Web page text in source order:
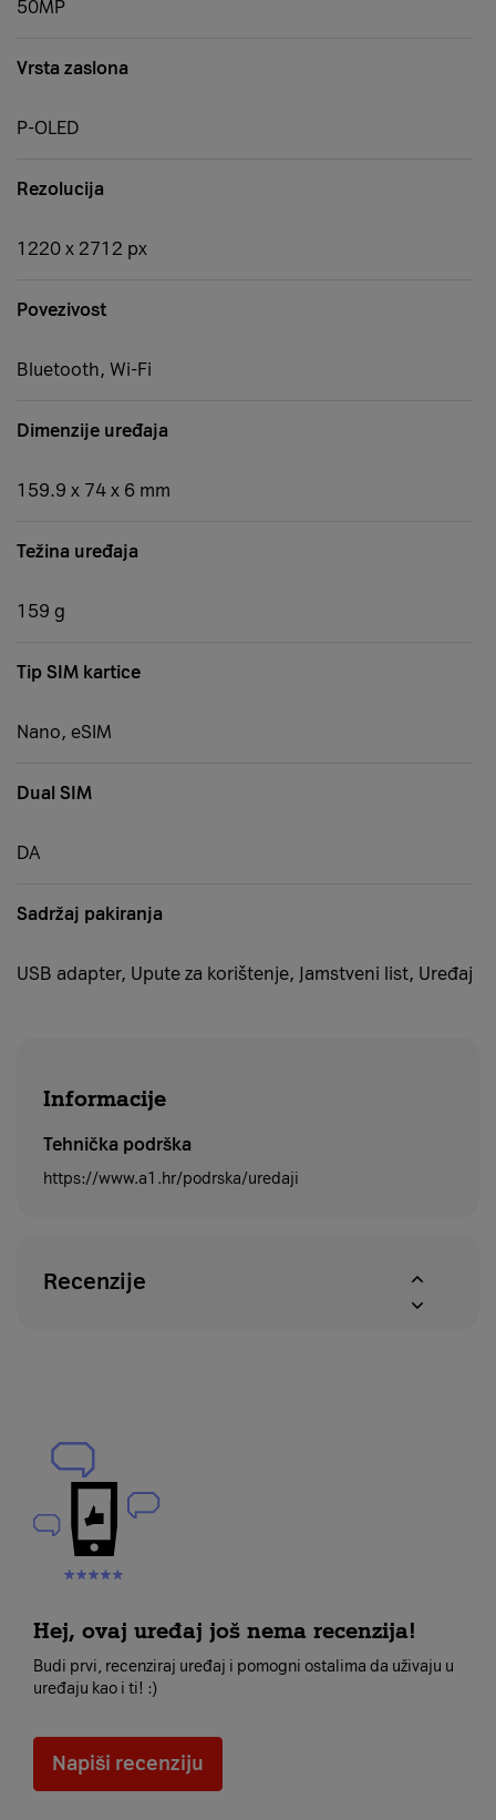
50MP
Vrsta zaslona
P-OLED
Rezolucija
1220 x 2712 px
Povezivost
Bluetooth, Wi-Fi
Dimenzije uređaja
159.9 x 74 x 6 mm
Težina uređaja
159 g
Tip SIM kartice
Nano, eSIM
Dual SIM
DA
Sadržaj pakiranja
USB adapter, Upute za korištenje, Jamstveni list, Uređaj
Informacije
Tehnička podrška
https://www.a1.hr/podrska/uredaji
Recenzije
Hej, ovaj uređaj još nema recenzija!
Budi prvi, recenziraj uređaj i pomogni ostalima da uživaju u
uređaju kao i ti! :)
Napiši recenziju